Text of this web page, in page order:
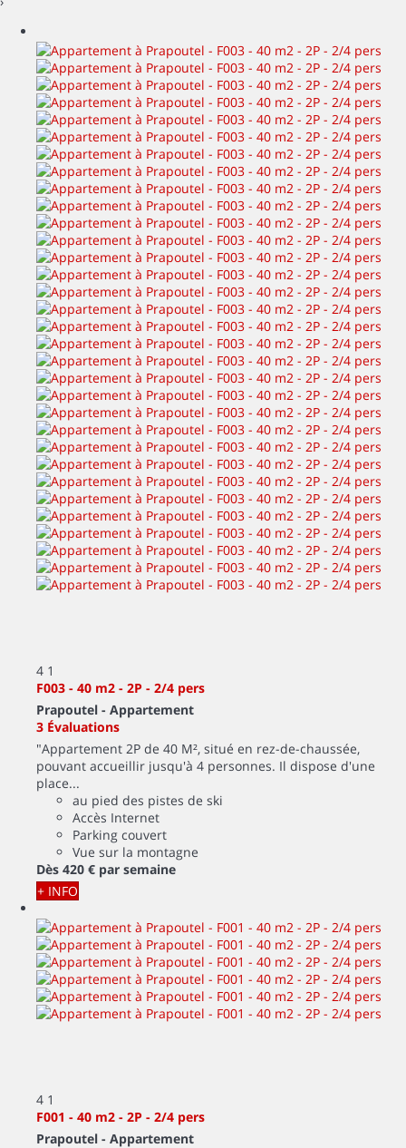
4 1
F003 - 40 m2 - 2P - 2/4 pers
Prapoutel - Appartement
3 Évaluations
"Appartement 2P de 40 M², situé en rez-de-chaussée,
pouvant accueillir jusqu'à 4 personnes. Il dispose d'une
place...
au pied des pistes de ski
Accès Internet
Parking couvert
Vue sur la montagne
Dès 420 € par semaine
+ INFO
4 1
F001 - 40 m2 - 2P - 2/4 pers
Prapoutel - Appartement